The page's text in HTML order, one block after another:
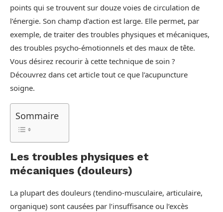
points qui se trouvent sur douze voies de circulation de
l’énergie. Son champ d’action est large. Elle permet, par
exemple, de traiter des troubles physiques et mécaniques,
des troubles psycho-émotionnels et des maux de tête.
Vous désirez recourir à cette technique de soin ?
Découvrez dans cet article tout ce que l’acupuncture
soigne.
Sommaire
Les troubles physiques et
mécaniques (douleurs)
La plupart des douleurs (tendino-musculaire, articulaire,
organique) sont causées par l’insuffisance ou l’excès